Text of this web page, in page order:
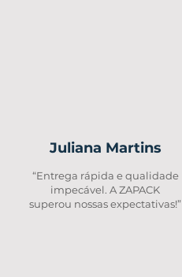
Juliana Martins
“Entrega rápida e qualidade
impecável. A ZAPACK
superou nossas expectativas!”